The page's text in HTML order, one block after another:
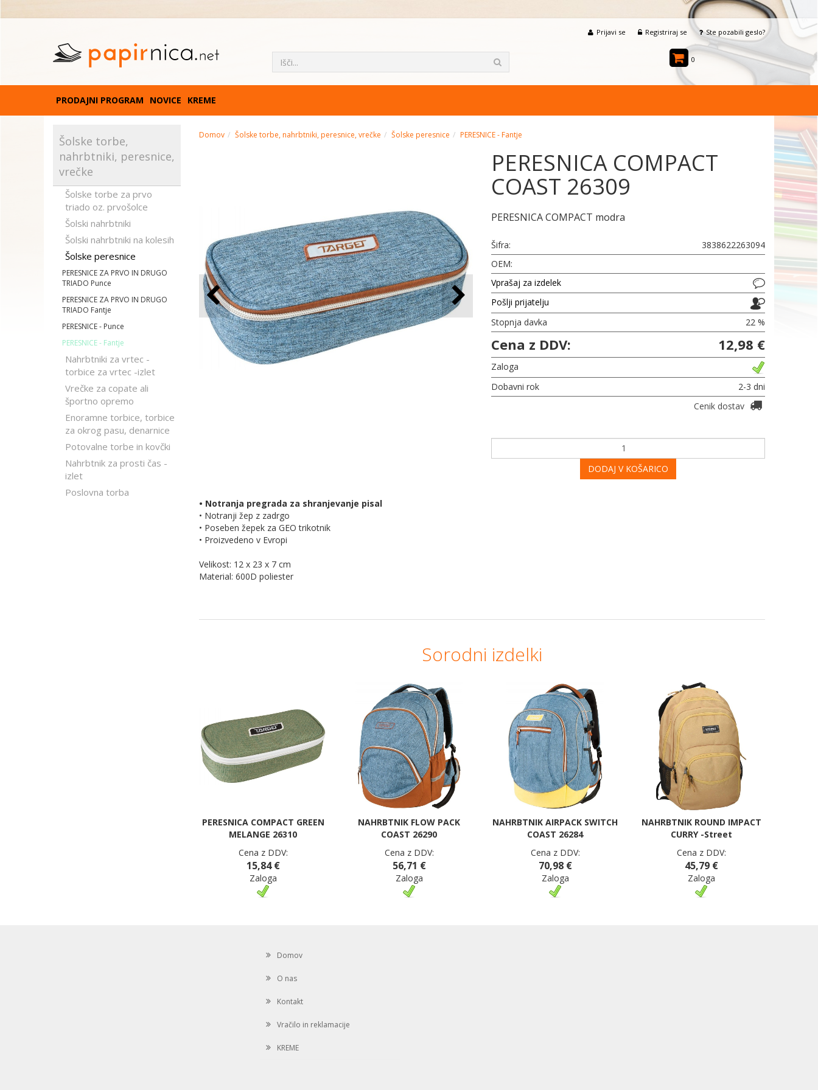
Prijavi se Registriraj se Ste pozabili geslo?
0
PRODAJNI PROGRAM NOVICE KREME
Šolske torbe,
nahrbtniki, peresnice,
vrečke
Šolske torbe za prvo
triado oz. prvošolce
Šolski nahrbtniki
Šolski nahrbtniki na kolesih
Šolske peresnice
PERESNICE ZA PRVO IN DRUGO
TRIADO Punce
PERESNICE ZA PRVO IN DRUGO
TRIADO Fantje
PERESNICE - Punce
PERESNICE - Fantje
Nahrbtniki za vrtec -
torbice za vrtec -izlet
Vrečke za copate ali
športno opremo
Enoramne torbice, torbice
za okrog pasu, denarnice
Potovalne torbe in kovčki
Nahrbtnik za prosti čas -
izlet
Poslovna torba
Domov Šolske torbe, nahrbtniki, peresnice, vrečke Šolske peresnice PERESNICE - Fantje
PERESNICA COMPACT
COAST 26309
PERESNICA COMPACT modra
Šifra:
3838622263094
OEM:
Vprašaj za izdelek
Pošlji prijatelju
Stopnja davka
22 %
Cena z DDV: 12,98 €
Zaloga
Dobavni rok
2-3 dni
Cenik dostav
DODAJ V KOŠARICO
• Notranja pregrada za shranjevanje pisal
• Notranji žep z zadrgo
• Poseben žepek za GEO trikotnik
• Proizvedeno v Evropi
Velikost: 12 x 23 x 7 cm
Material: 600D poliester
Sorodni izdelki
PERESNICA COMPACT GREEN
MELANGE 26310
Cena z DDV:
15,84 €
Zaloga
NAHRBTNIK FLOW PACK
COAST 26290
Cena z DDV:
56,71 €
Zaloga
NAHRBTNIK AIRPACK SWITCH
COAST 26284
Cena z DDV:
70,98 €
Zaloga
NAHRBTNIK ROUND IMPACT
CURRY -Street
Cena z DDV:
45,79 €
Zaloga
Domov
O nas
Kontakt
Vračilo in reklamacije
KREME